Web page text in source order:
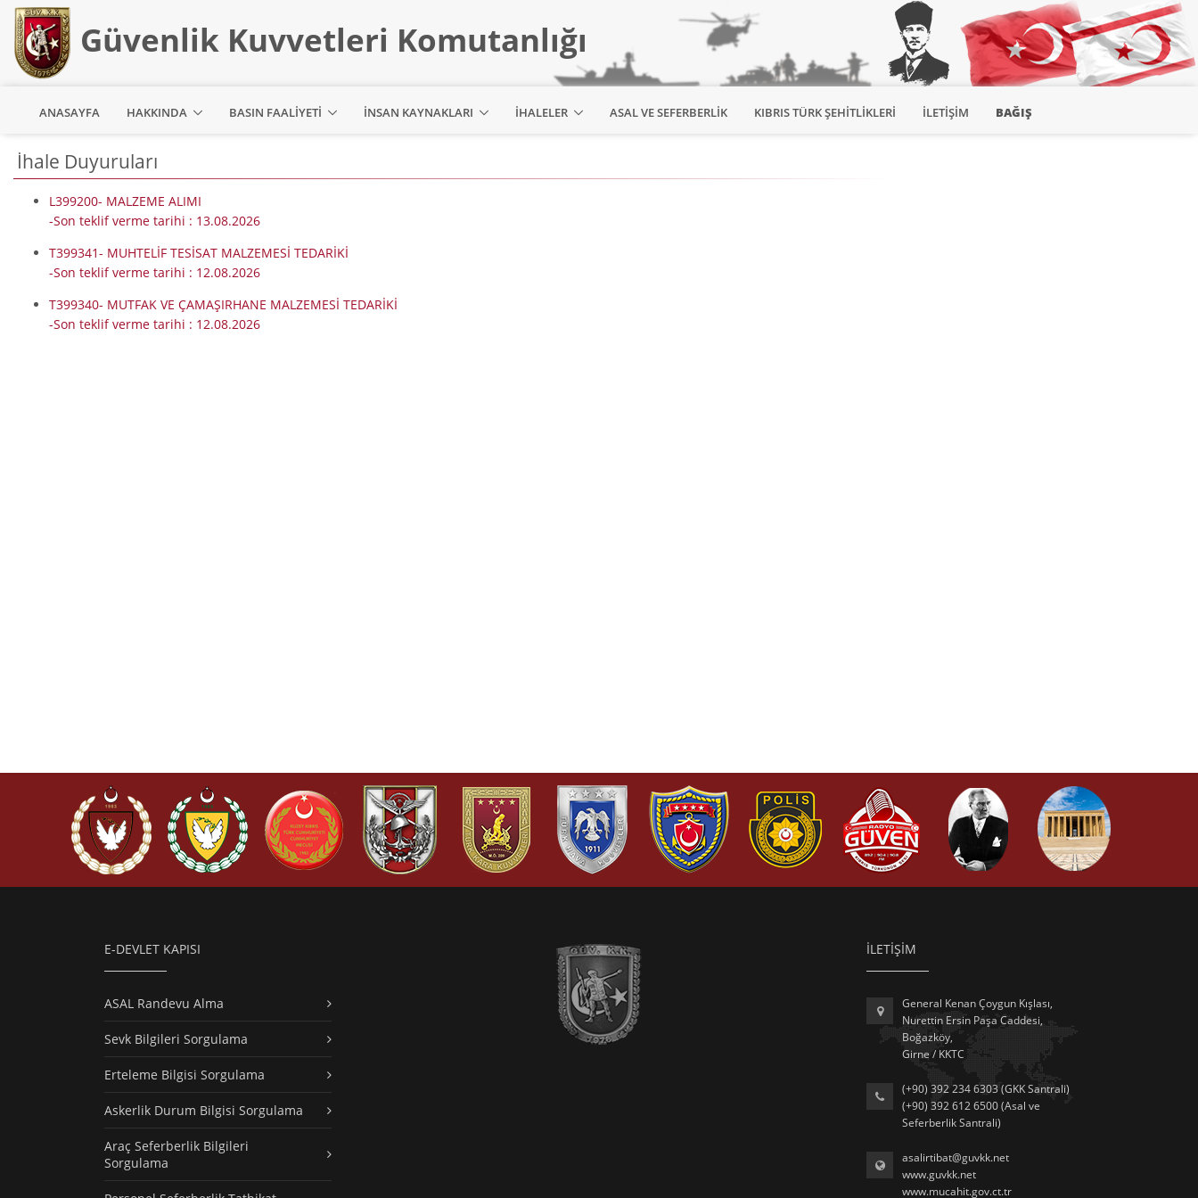
Güvenlik Kuvvetleri Komutanlığı
ANASAYFA HAKKINDA BASIN FAALIYETI İNSAN KAYNAKLARI İHALELER ASAL VE SEFERBERLIK KIBRIS TÜRK ŞEHITLIKLERI İLETIŞIM BAĞIŞ
İhale Duyuruları
L399200- MALZEME ALIMI
-Son teklif verme tarihi : 13.08.2026
T399341- MUHTELİF TESİSAT MALZEMESİ TEDARİKİ
-Son teklif verme tarihi : 12.08.2026
T399340- MUTFAK VE ÇAMAŞIRHANE MALZEMESİ TEDARİKİ
-Son teklif verme tarihi : 12.08.2026
E-DEVLET KAPISI
ASAL Randevu Alma
Sevk Bilgileri Sorgulama
Erteleme Bilgisi Sorgulama
Askerlik Durum Bilgisi Sorgulama
Araç Seferberlik Bilgileri
Sorgulama
İLETİŞİM
General Kenan Çoygun Kışlası,
Nurettin Ersin Paşa Caddesi,
Boğazköy,
Girne / KKTC
(+90) 392 234 6303 (GKK Santrali)
(+90) 392 612 6500 (Asal ve
Seferberlik Santrali)
asalirtibat@guvkk.net
www.guvkk.net
www.mucahit.gov.ct.tr